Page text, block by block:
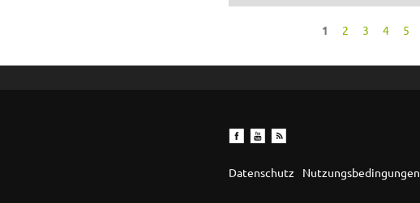
1 2 3 4 5
Datenschutz Nutzungsbedingungen